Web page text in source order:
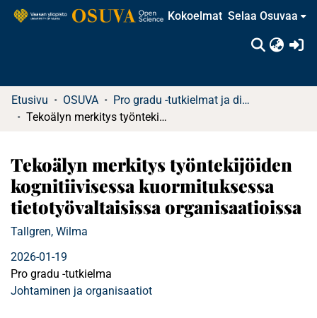
Kokoelmat Selaa Osuvaa
Etusivu OSUVA
Pro gradu -tutkielmat ja diplomityöt
Tekoälyn merkitys työntekijöiden kognitiivisessa kuormituksessa tietotyövaltaisissa organisaatioissa
Tekoälyn merkitys työntekijöiden
kognitiivisessa kuormituksessa
tietotyövaltaisissa organisaatioissa
Tallgren, Wilma
2026-01-19
Pro gradu -tutkielma
Johtaminen ja organisaatiot